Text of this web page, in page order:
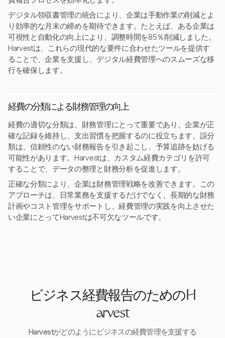
デジタル領収書管理の統合により、企業は手動作業の削減とよ
り効率的な月末の締めを期待できます。たとえば、ある企業は
可視性と自動化の向上により、調整時間を85％削減しました。
Harvestは、これらの現代的な要件に合わせたツールを提供す
ることで、企業を支援し、デジタル経費管理へのスムーズな移
行を確保します。
経費の分類による財務管理の向上
経費の適切な分類は、財務管理にとって重要であり、企業が正
確な記録を維持し、支出習慣を把握するのに役立ちます。誤分
類は、信頼性のない財務報告を引き起こし、予算追跡を妨げる
可能性があります。Harvestは、カスタム経費カテゴリを許可
することで、データの整理と財務分析を促進します。
正確な分類により、企業は財務管理戦略を改善できます。この
アプローチは、日常業務を支援するだけでなく、長期的な財務
計画やコスト管理をサポートし、経費管理の実践を向上させた
い企業にとってHarvestは不可欠なツールです。
ビジネス経費報告のためのH
arvest
Harvestがどのようにビジネスの経費管理を支援する